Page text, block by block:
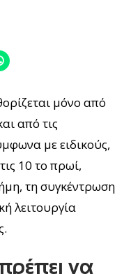
μόνο από
από τις
με ειδικούς,
10 το πρωί,
τη συγκέντρωση
λειτουργία
να